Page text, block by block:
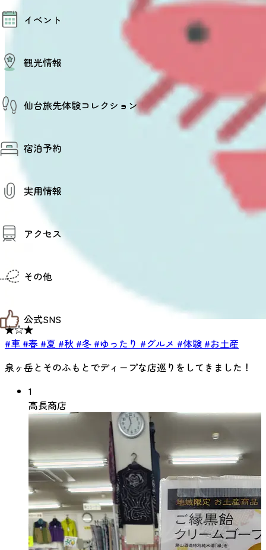
AIおまかせコース
イベント
その他イベント情報（音楽・展示会）
観光情報
温泉
プロスポーツチーム・プロオーケストラ
仙台の銘品
仙台観光マップ
仙台旅先体験コレクション
体験プログラム検索（予約）
体験事業者
宿泊予約
実用情報
お役立ち情報
観光アプリ
仙台観光マップ
アクセス
仙台までの経路検索
市内の交通情報
その他
お問い合わせ
教育旅行
観光マップ
サイト利用規約
仙臺写真館フォトギャラリー
公式SNS
せんだい旅日和 X
せんだい旅日和 Instagram
せんだい旅日和 Facebook
仙台旅先体験コレクション Instagaram
★☆★
#車 #春 #夏 #秋 #冬 #ゆったり #グルメ #体験 #お土産
泉ヶ岳とそのふもとでディープな店巡りをしてきました！
1
高長商店